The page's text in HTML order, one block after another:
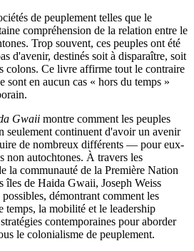
de peuplement telles que le
compréhension de la relation entre le
Trop souvent, ces peuples ont été
d'avenir, destinés soit à disparaître, soit
colons. Ce livre affirme tout le contraire
sont en aucun cas « hors du temps »
Gwaii montre comment les peuples
seulement continuent d'avoir un avenir
de nombreux différents — pour eux-
non autochtones. À travers les
la communauté de la Première Nation
îles de Haida Gwaii, Joseph Weiss
démontrant comment les
temps, la mobilité et le leadership
contemporaines pour aborder
le colonialisme de peuplement.